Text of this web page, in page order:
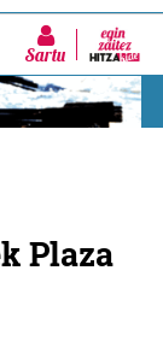
Sartu
Plaza